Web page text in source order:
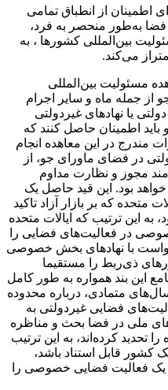
اطمینان از انطباق تمامی
به‌طور منحصر به فرد،
بین‌المللی کشورها ، به
می‌کند.
مسئولیت بین‌المللی
از جمله ماه و سایر اجرام
یا نهادهای غیردولتی
باید اطمینان حاصل کنند که
مندرج در این معاهده انجام
در فضای ماورای جو، از
مجوز و نظارت مداوم
بود. این قید حاصل یک
متحده که بر بازار آزاد تاکید
این ترتیب که ایالات متحده
در فعالیت‌های فضایی را
با نهادهای بخش خصوصی
ذی‌ربط را مستقیما
این بند همواره به طور کامل
متمادی، درباره محدوده
فعالیت‌های فضایی غیردولتی به
ملی در فضا بحث و مناظره
تحدید کرده‌اند، به این ترتیب
کشور قابل استناد باشد،
فعالیت فضایی خصوصی را